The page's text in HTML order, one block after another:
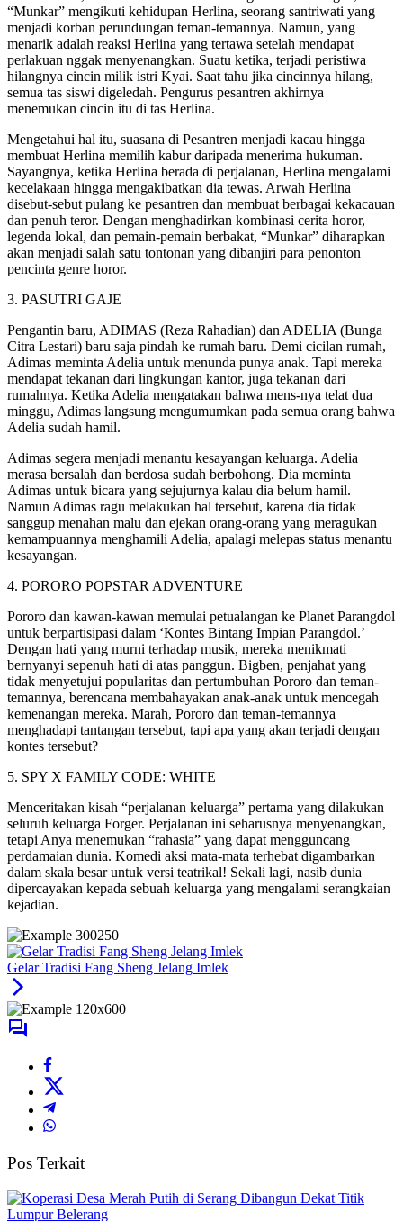
“Munkar” mengikuti kehidupan Herlina, seorang santriwati yang
menjadi korban perundungan teman-temannya. Namun, yang
menarik adalah reaksi Herlina yang tertawa setelah mendapat
perlakuan nggak menyenangkan. Suatu ketika, terjadi peristiwa
hilangnya cincin milik istri Kyai. Saat tahu jika cincinnya hilang,
semua tas siswi digeledah. Pengurus pesantren akhirnya
menemukan cincin itu di tas Herlina.
Mengetahui hal itu, suasana di Pesantren menjadi kacau hingga
membuat Herlina memilih kabur daripada menerima hukuman.
Sayangnya, ketika Herlina berada di perjalanan, Herlina mengalami
kecelakaan hingga mengakibatkan dia tewas. Arwah Herlina
disebut-sebut pulang ke pesantren dan membuat berbagai kekacauan
dan penuh teror. Dengan menghadirkan kombinasi cerita horor,
legenda lokal, dan pemain-pemain berbakat, “Munkar” diharapkan
akan menjadi salah satu tontonan yang dibanjiri para penonton
pencinta genre horor.
3. PASUTRI GAJE
Pengantin baru, ADIMAS (Reza Rahadian) dan ADELIA (Bunga
Citra Lestari) baru saja pindah ke rumah baru. Demi cicilan rumah,
Adimas meminta Adelia untuk menunda punya anak. Tapi mereka
mendapat tekanan dari lingkungan kantor, juga tekanan dari
rumahnya. Ketika Adelia mengatakan bahwa mens-nya telat dua
minggu, Adimas langsung mengumumkan pada semua orang bahwa
Adelia sudah hamil.
Adimas segera menjadi menantu kesayangan keluarga. Adelia
merasa bersalah dan berdosa sudah berbohong. Dia meminta
Adimas untuk bicara yang sejujurnya kalau dia belum hamil.
Namun Adimas ragu melakukan hal tersebut, karena dia tidak
sanggup menahan malu dan ejekan orang-orang yang meragukan
kemampuannya menghamili Adelia, apalagi melepas status menantu
kesayangan.
4. PORORO POPSTAR ADVENTURE
Pororo dan kawan-kawan memulai petualangan ke Planet Parangdol
untuk berpartisipasi dalam ‘Kontes Bintang Impian Parangdol.’
Dengan hati yang murni terhadap musik, mereka menikmati
bernyanyi sepenuh hati di atas panggun. Bigben, penjahat yang
tidak menyetujui popularitas dan pertumbuhan Pororo dan teman-
temannya, berencana membahayakan anak-anak untuk mencegah
kemenangan mereka. Marah, Pororo dan teman-temannya
menghadapi tantangan tersebut, tapi apa yang akan terjadi dengan
kontes tersebut?
5. SPY X FAMILY CODE: WHITE
Menceritakan kisah “perjalanan keluarga” pertama yang dilakukan
seluruh keluarga Forger. Perjalanan ini seharusnya menyenangkan,
tetapi Anya menemukan “rahasia” yang dapat mengguncang
perdamaian dunia. Komedi aksi mata-mata terhebat digambarkan
dalam skala besar untuk versi teatrikal! Sekali lagi, nasib dunia
dipercayakan kepada sebuah keluarga yang mengalami serangkaian
kejadian.
Gelar Tradisi Fang Sheng Jelang Imlek
Pos Terkait